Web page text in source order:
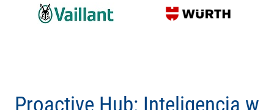
Proactive Hub: Inteligencja w